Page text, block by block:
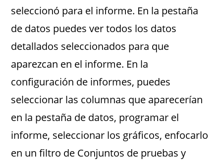
seleccionó para el informe. En la pestaña
de datos puedes ver todos los datos
detallados seleccionados para que
aparezcan en el informe. En la
configuración de informes, puedes
seleccionar las columnas que aparecerían
en la pestaña de datos, programar el
informe, seleccionar los gráficos, enfocarlo
en un filtro de Conjuntos de pruebas y